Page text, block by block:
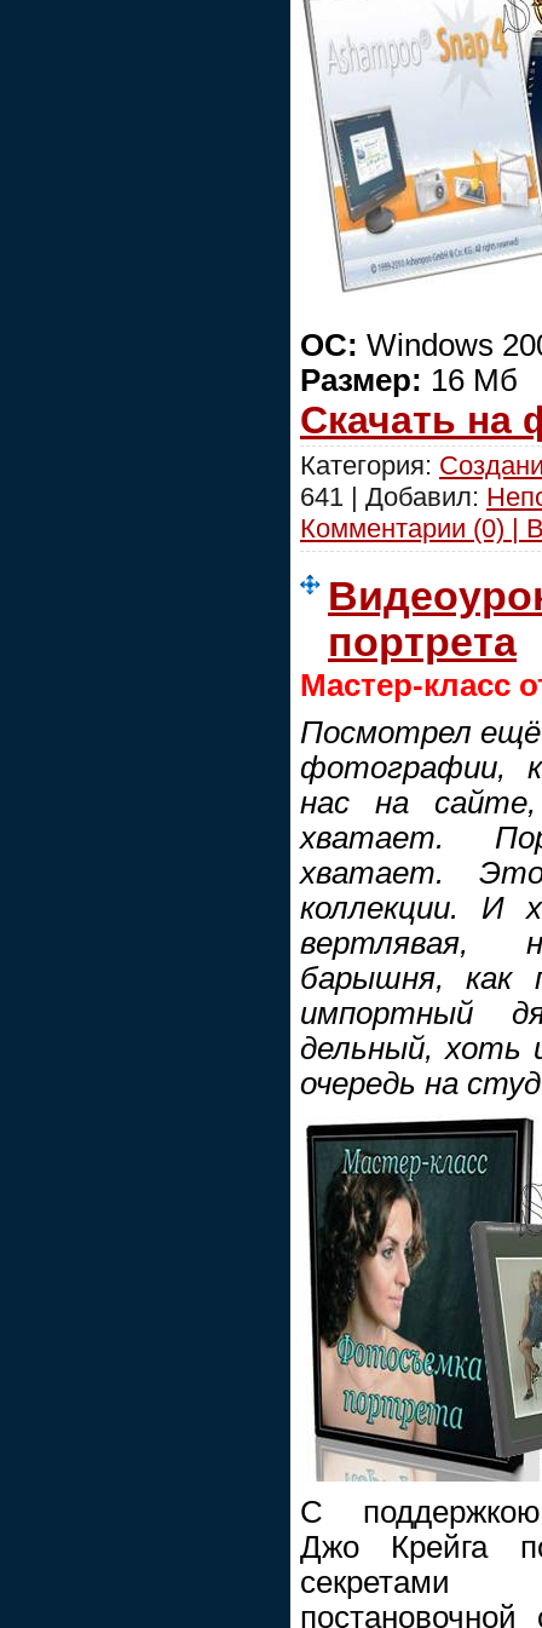
ОС: Windows
Размер: 16 Мб
Скачать на
Категория:
641 | Добавил:
Комментарии (0) |
портрета
Мастер-класс
Посмотрел ещё
фотографии,
нас на
хватает.
хватает.
коллекции. И
вертлявая,
барышня, как
импортный
дельный, хоть
очередь на
С поддержкою
Джо Крейга
секретами